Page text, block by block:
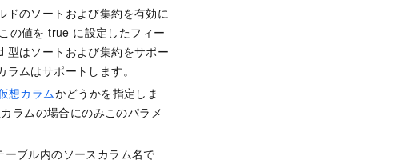
ドのソートおよび集約を有効に
の値を true に設定したフィー
型はソートおよび集約をサポー
ムはサポートします。
想カラムかどうかを指定しま
ラムの場合にのみこのパラメ
ーブル内のソースカラム名で